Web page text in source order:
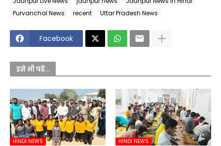
Purvanchal News
recent Uttar Pradesh News
Facebook
इसे भी पढ़ें...
HINDI NEWS HINDI NEWS